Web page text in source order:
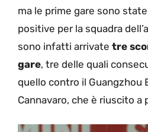
ma le prime gare sono
positive per la squadra
sono infatti arrivate tre
gare, tre delle quali
quello contro il Guangzhou
Cannavaro, che è riuscito a